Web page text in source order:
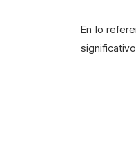
En lo